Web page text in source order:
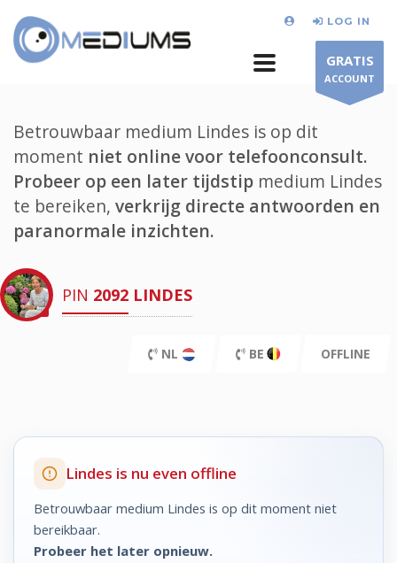
LOG IN
GRATIS
ACCOUNT
Betrouwbaar medium Lindes is op dit
moment niet online voor telefoonconsult.
Probeer op een later tijdstip medium Lindes
te bereiken, verkrijg directe antwoorden en
paranormale inzichten.
PIN 2092 LINDES
NL BE OFFLINE
Lindes is nu even offline
Betrouwbaar medium Lindes is op dit moment niet
bereikbaar.
Probeer het later opnieuw.